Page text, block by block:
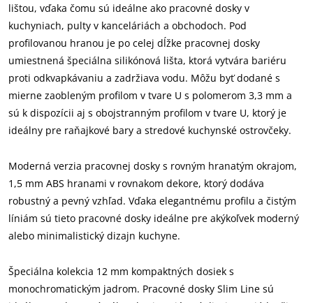
lištou, vďaka čomu sú ideálne ako pracovné dosky v
kuchyniach, pulty v kanceláriách a obchodoch. Pod
profilovanou hranou je po celej dĺžke pracovnej dosky
umiestnená špeciálna silikónová lišta, ktorá vytvára bariéru
proti odkvapkávaniu a zadržiava vodu. Môžu byť dodané s
mierne zaobleným profilom v tvare U s polomerom 3,3 mm a
sú k dispozícii aj s obojstranným profilom v tvare U, ktorý je
ideálny pre raňajkové bary a stredové kuchynské ostrovčeky.
Moderná verzia pracovnej dosky s rovným hranatým okrajom,
1,5 mm ABS hranami v rovnakom dekore, ktorý dodáva
robustný a pevný vzhľad. Vďaka elegantnému profilu a čistým
líniám sú tieto pracovné dosky ideálne pre akýkoľvek moderný
alebo minimalistický dizajn kuchyne.
Špeciálna kolekcia 12 mm kompaktných dosiek s
monochromatickým jadrom. Pracovné dosky Slim Line sú